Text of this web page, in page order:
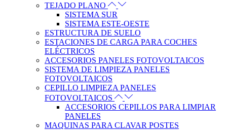
TEJADO PLANO
SISTEMA SUR
SISTEMA ESTE-OESTE
ESTRUCTURA DE SUELO
ESTACIONES DE CARGA PARA COCHES
ELÉCTRICOS
ACCESORIOS PANELES FOTOVOLTAICOS
SISTEMA DE LIMPIEZA PANELES
FOTOVOLTAICOS
CEPILLO LIMPIEZA PANELES
FOTOVOLTAICOS
ACCESORIOS CEPILLOS PARA LIMPIAR
PANELES
MAQUINAS PARA CLAVAR POSTES